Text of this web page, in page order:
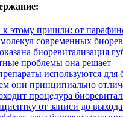
этому пришли: от
современных
биоревитализация
проблемы она решает
используются для
они принципиально
процедура
от записи до